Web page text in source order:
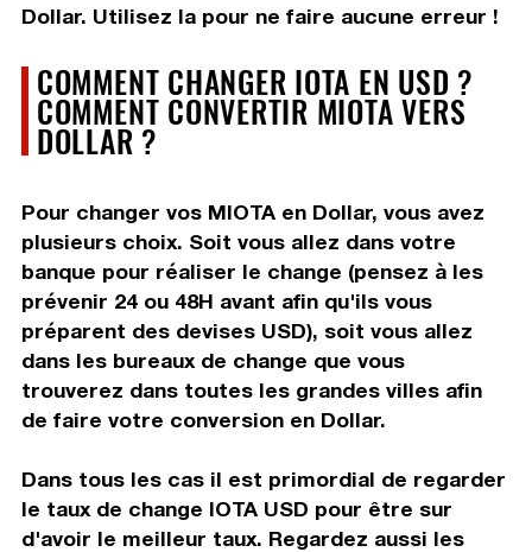
Dollar. Utilisez la pour ne faire aucune erreur !
COMMENT CHANGER IOTA EN USD ?
COMMENT CONVERTIR MIOTA VERS
DOLLAR ?
Pour changer vos MIOTA en Dollar, vous avez
plusieurs choix. Soit vous allez dans votre
banque pour réaliser le change (pensez à les
prévenir 24 ou 48H avant afin qu'ils vous
préparent des devises USD), soit vous allez
dans les bureaux de change que vous
trouverez dans toutes les grandes villes afin
de faire votre conversion en Dollar.
Dans tous les cas il est primordial de regarder
le taux de change IOTA USD pour être sur
d'avoir le meilleur taux. Regardez aussi les